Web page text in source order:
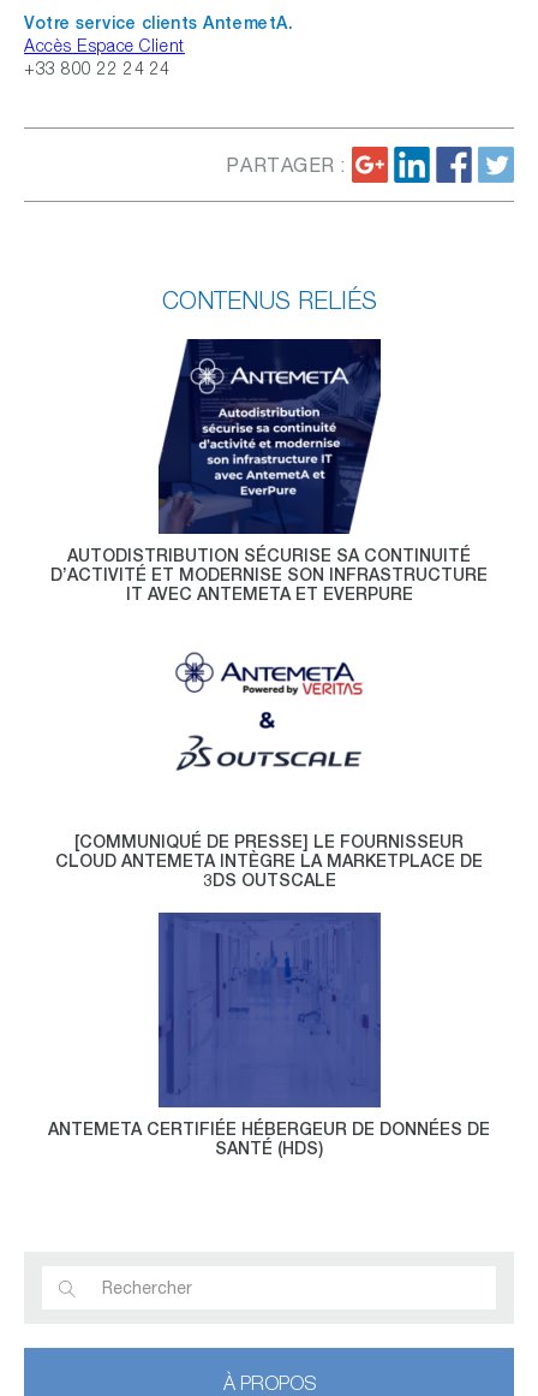
Votre service clients AntemetA.
Accès Espace Client
+33 800 22 24 24
PARTAGER :
CONTENUS RELIÉS
AUTODISTRIBUTION SÉCURISE SA CONTINUITÉ
D’ACTIVITÉ ET MODERNISE SON INFRASTRUCTURE
IT AVEC ANTEMETA ET EVERPURE
[COMMUNIQUÉ DE PRESSE] LE FOURNISSEUR
CLOUD ANTEMETA INTÈGRE LA MARKETPLACE DE
3DS OUTSCALE
ANTEMETA CERTIFIÉE HÉBERGEUR DE DONNÉES DE
SANTÉ (HDS)
À PROPOS